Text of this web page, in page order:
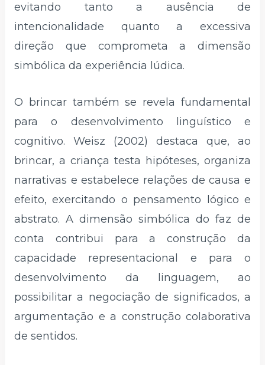
evitando tanto a ausência de
intencionalidade quanto a excessiva
direção que comprometa a dimensão
simbólica da experiência lúdica.
O brincar também se revela fundamental
para o desenvolvimento linguístico e
cognitivo. Weisz (2002) destaca que, ao
brincar, a criança testa hipóteses, organiza
narrativas e estabelece relações de causa e
efeito, exercitando o pensamento lógico e
abstrato. A dimensão simbólica do faz de
conta contribui para a construção da
capacidade representacional e para o
desenvolvimento da linguagem, ao
possibilitar a negociação de significados, a
argumentação e a construção colaborativa
de sentidos.